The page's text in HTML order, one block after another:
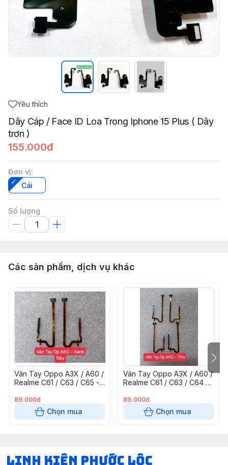
Yêu thích
Dây Cáp / Face ID Loa Trong Iphone 15 Plus ( Dây
trơn )
155.000đ
Đơn vị:
Cái
Số lượng
Các sản phẩm, dịch vụ khác
Vân Tay Oppo A3X / A60 /
Realme C61 / C63 / C65 -
89.000đ
Chọn mua
Vân Tay Oppo A3X / A60 /
Realme C61 / C63 / C64 -
89.000đ
Chọn mua
LINH KIỆN PHƯỚC LỘC